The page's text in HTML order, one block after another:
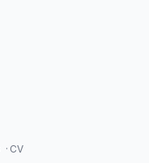
· CV